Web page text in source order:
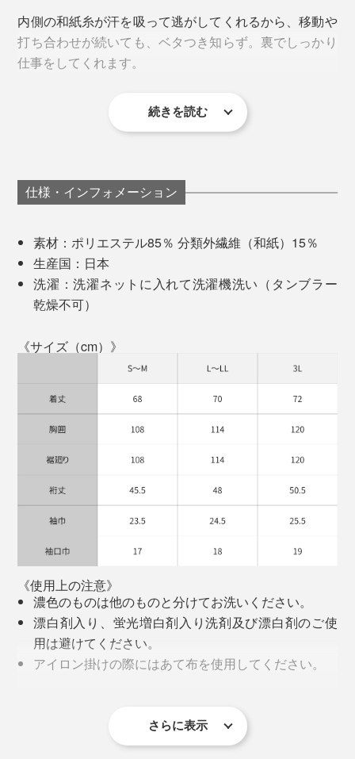
首元はしっかりとしたリブで、ヨレにくく。胸元にはフ
ラップ付きポケットと同色のラバープリントを配し、控
シルエットは、ややゆとりのあるオーバーサイズ。体の
洗濯を重ねてもヨレにくく、清潔感をキープ。セットア
ただのシンプルTシャツは難しいと感じる大人にこそ着
てほしい一枚。さっと着るだけでサマになって、着こな
しに自信をくれるTシャツです。
カラーは、ブラックとホワイトの２色。サイズは、
「S/M」、「M/L」、「3L」の3サイズ展開。
177cmの男性モデルが「S/M」と「M/L」を試着したと
ころ、「S/M」だとフィット感が出てジャケットインに
「 世界のビッグメゾンがこぞって使うテキスタイルが、
実はカジナイロン製
んてもったいない。
直接発信し、北陸を盛り上げることが使命です」
そんな想いから生まれました。
内側の和紙糸が汗を吸って逃がしてくれるから、移動や
打ち合わせが続いても、ベタつき知らず。裏でしっかり
仕事をしてくれます。
白でも透けにくく、1枚で外に出られる安心感も大き
い。首まわりはヨレにくく、洗濯後もシルエットが崩れ
にくいので、気兼ねなく着回せます。
気合いを入れなくても、着るだけでなぜかシャキッと見
える_________“考えなくていいのにサマになる”一枚と
して、つい手に取ってしまいます。
続きを読む
仕様・インフォメーション
素材：ポリエステル85％ 分類外繊維（和紙）15％
生産国：日本
洗濯：洗濯ネットに入れて洗濯機洗い（タンブラー
乾燥不可）
《サイズ（cm）》
《使用上の注意》
濃色のものは他のものと分けてお洗いください。
漂白剤入り、蛍光増白剤入り洗剤及び漂白剤のご使
用は避けてください。
アイロン掛けの際にはあて布を使用してください。
さらに表示